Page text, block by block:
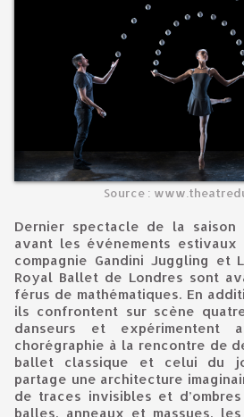
Source :
Dernier spectacle de la saison du Théâtre Durance
avant les événements estivaux
compagnie Gandini Juggling et
Royal Ballet de Londres sont
férus de mathématiques. En
ils confrontent sur scène
danseurs et expérimentent
chorégraphie à la rencontre de
ballet classique et celui du
partage une architecture
de traces invisibles et
balles, anneaux et massues,